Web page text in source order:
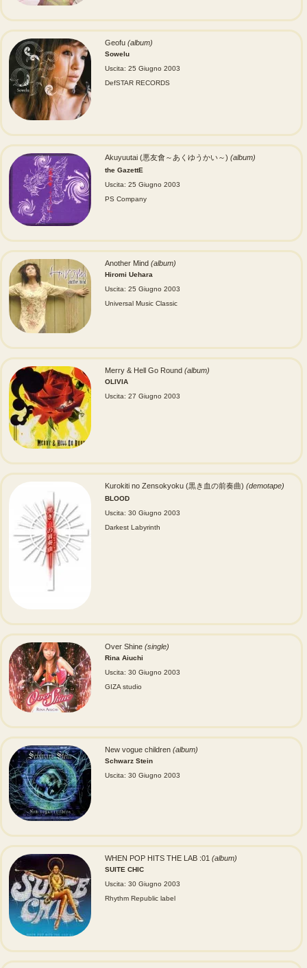
Geofu (album)
Sowelu
Uscita: 25 Giugno 2003
DefSTAR RECORDS
Akuyuutai (悪友會～あくゆうかい～) (album)
the GazettE
Uscita: 25 Giugno 2003
PS Company
Another Mind (album)
Hiromi Uehara
Uscita: 25 Giugno 2003
Universal Music Classic
Merry & Hell Go Round (album)
OLIVIA
Uscita: 27 Giugno 2003
Kurokiti no Zensokyoku (黒き血の前奏曲) (demotape)
BLOOD
Uscita: 30 Giugno 2003
Darkest Labyrinth
Over Shine (single)
Rina Aiuchi
Uscita: 30 Giugno 2003
GIZA studio
New vogue children (album)
Schwarz Stein
Uscita: 30 Giugno 2003
WHEN POP HITS THE LAB :01 (album)
SUITE CHIC
Uscita: 30 Giugno 2003
Rhythm Republic label